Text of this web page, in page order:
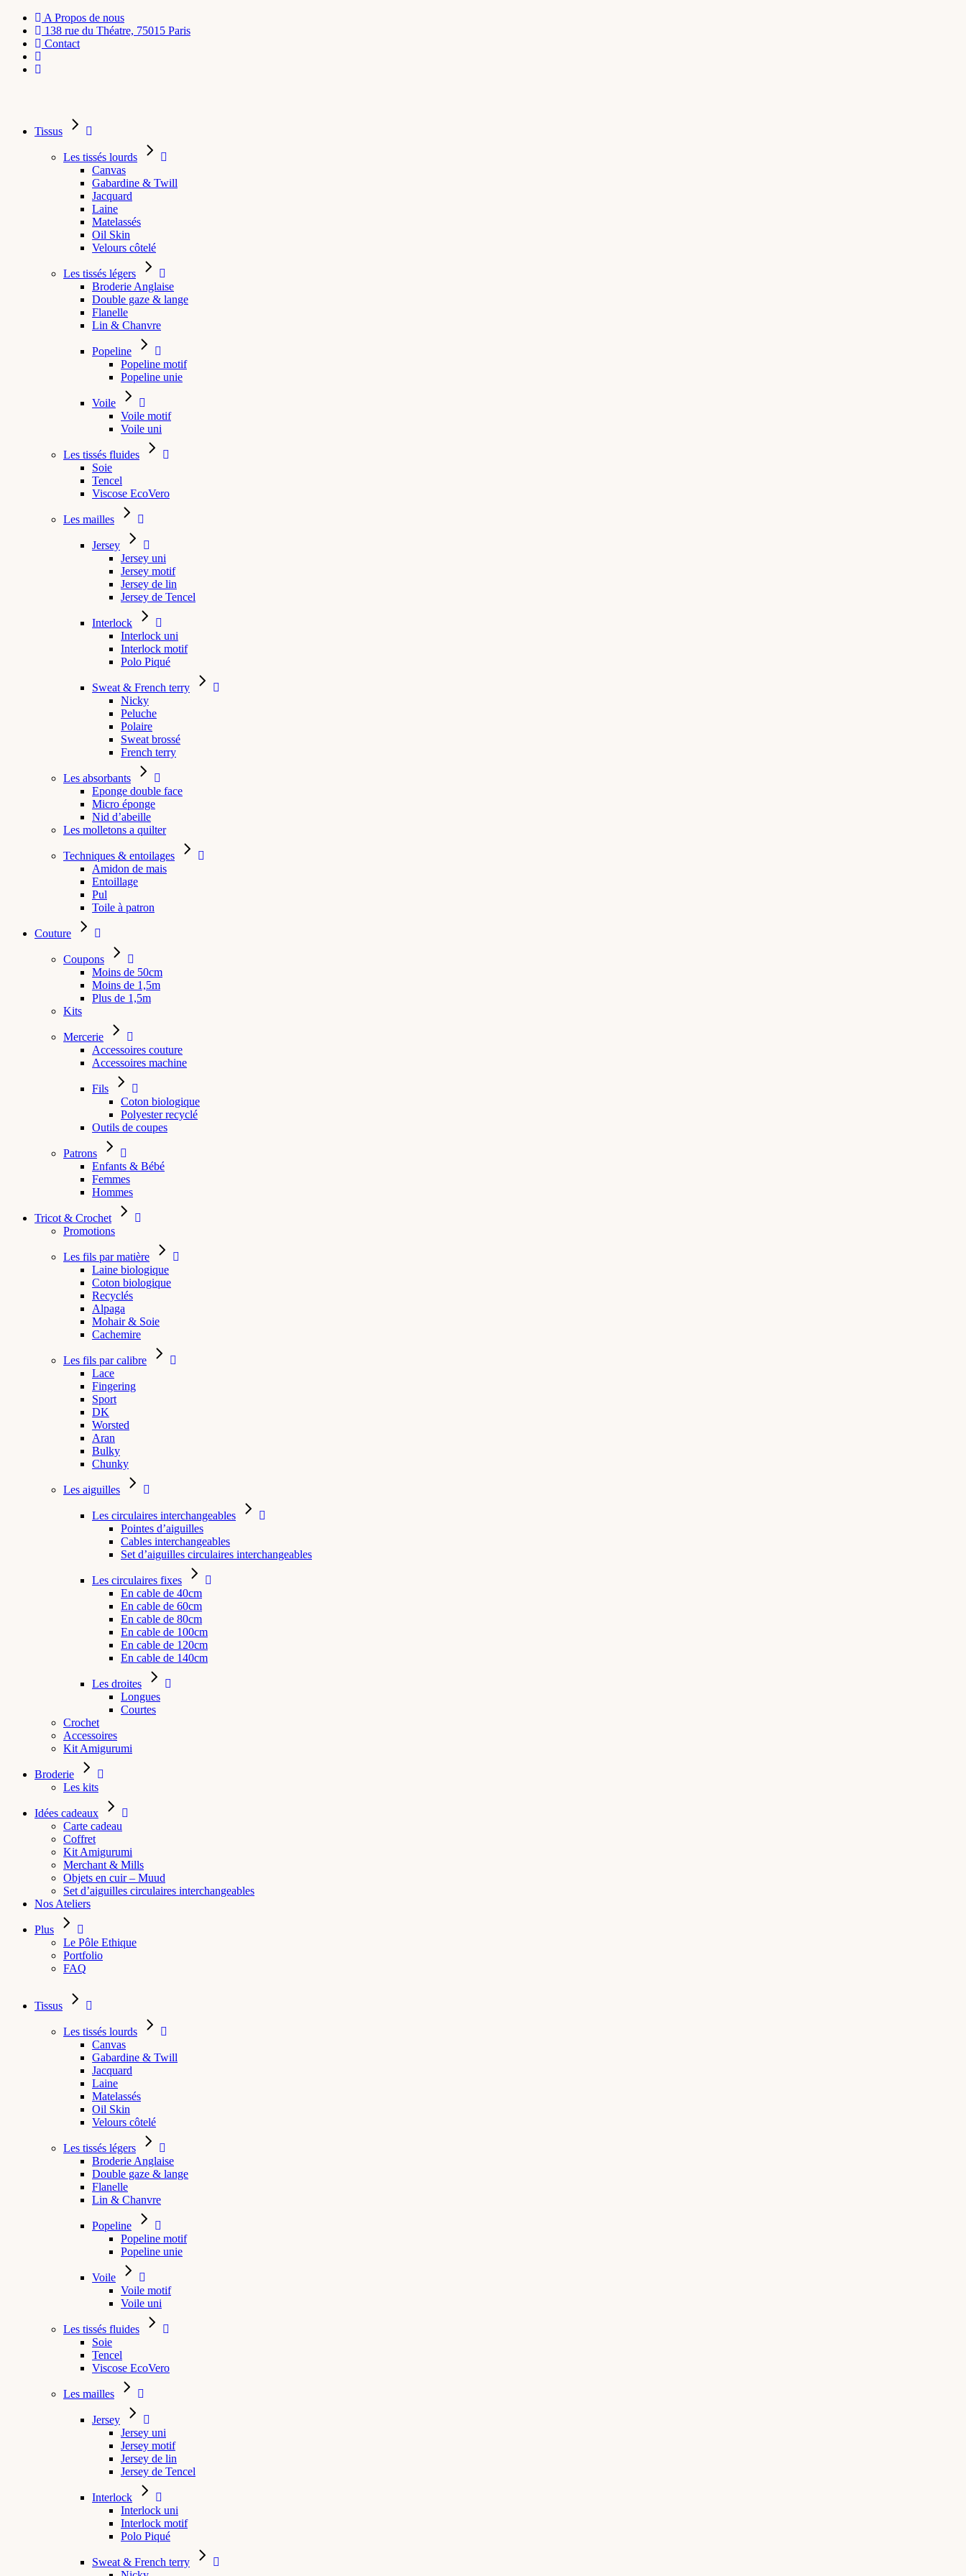
A Propos de nous
138 rue du Théatre, 75015 Paris
Contact
Tissus
Les tissés lourds
Canvas
Gabardine & Twill
Jacquard
Laine
Matelassés
Oil Skin
Velours côtelé
Les tissés légers
Broderie Anglaise
Double gaze & lange
Flanelle
Lin & Chanvre
Popeline
Popeline motif
Popeline unie
Voile
Voile motif
Voile uni
Les tissés fluides
Soie
Tencel
Viscose EcoVero
Les mailles
Jersey
Jersey uni
Jersey motif
Jersey de lin
Jersey de Tencel
Interlock
Interlock uni
Interlock motif
Polo Piqué
Sweat & French terry
Nicky
Peluche
Polaire
Sweat brossé
French terry
Les absorbants
Eponge double face
Micro éponge
Nid d’abeille
Les molletons a quilter
Techniques & entoilages
Amidon de mais
Entoillage
Pul
Toile à patron
Couture
Coupons
Moins de 50cm
Moins de 1,5m
Plus de 1,5m
Kits
Mercerie
Accessoires couture
Accessoires machine
Fils
Coton biologique
Polyester recyclé
Outils de coupes
Patrons
Enfants & Bébé
Femmes
Hommes
Tricot & Crochet
Promotions
Les fils par matière
Laine biologique
Coton biologique
Recyclés
Alpaga
Mohair & Soie
Cachemire
Les fils par calibre
Lace
Fingering
Sport
DK
Worsted
Aran
Bulky
Chunky
Les aiguilles
Les circulaires interchangeables
Pointes d’aiguilles
Cables interchangeables
Set d’aiguilles circulaires interchangeables
Les circulaires fixes
En cable de 40cm
En cable de 60cm
En cable de 80cm
En cable de 100cm
En cable de 120cm
En cable de 140cm
Les droites
Longues
Courtes
Crochet
Accessoires
Kit Amigurumi
Broderie
Les kits
Idées cadeaux
Carte cadeau
Coffret
Kit Amigurumi
Merchant & Mills
Objets en cuir – Muud
Set d’aiguilles circulaires interchangeables
Nos Ateliers
Plus
Le Pôle Ethique
Portfolio
FAQ
Tissus
Les tissés lourds
Canvas
Gabardine & Twill
Jacquard
Laine
Matelassés
Oil Skin
Velours côtelé
Les tissés légers
Broderie Anglaise
Double gaze & lange
Flanelle
Lin & Chanvre
Popeline
Popeline motif
Popeline unie
Voile
Voile motif
Voile uni
Les tissés fluides
Soie
Tencel
Viscose EcoVero
Les mailles
Jersey
Jersey uni
Jersey motif
Jersey de lin
Jersey de Tencel
Interlock
Interlock uni
Interlock motif
Polo Piqué
Sweat & French terry